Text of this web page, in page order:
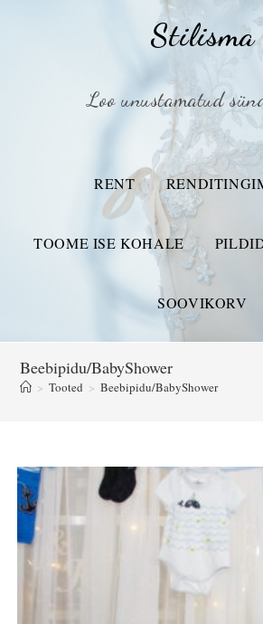
Stilisma
Loo unustamatud
RENT
TOOME ISE KOHALE
SOOVIKORV
Beebipidu/BabyShower
> Tooted > Beebipidu/BabyShower